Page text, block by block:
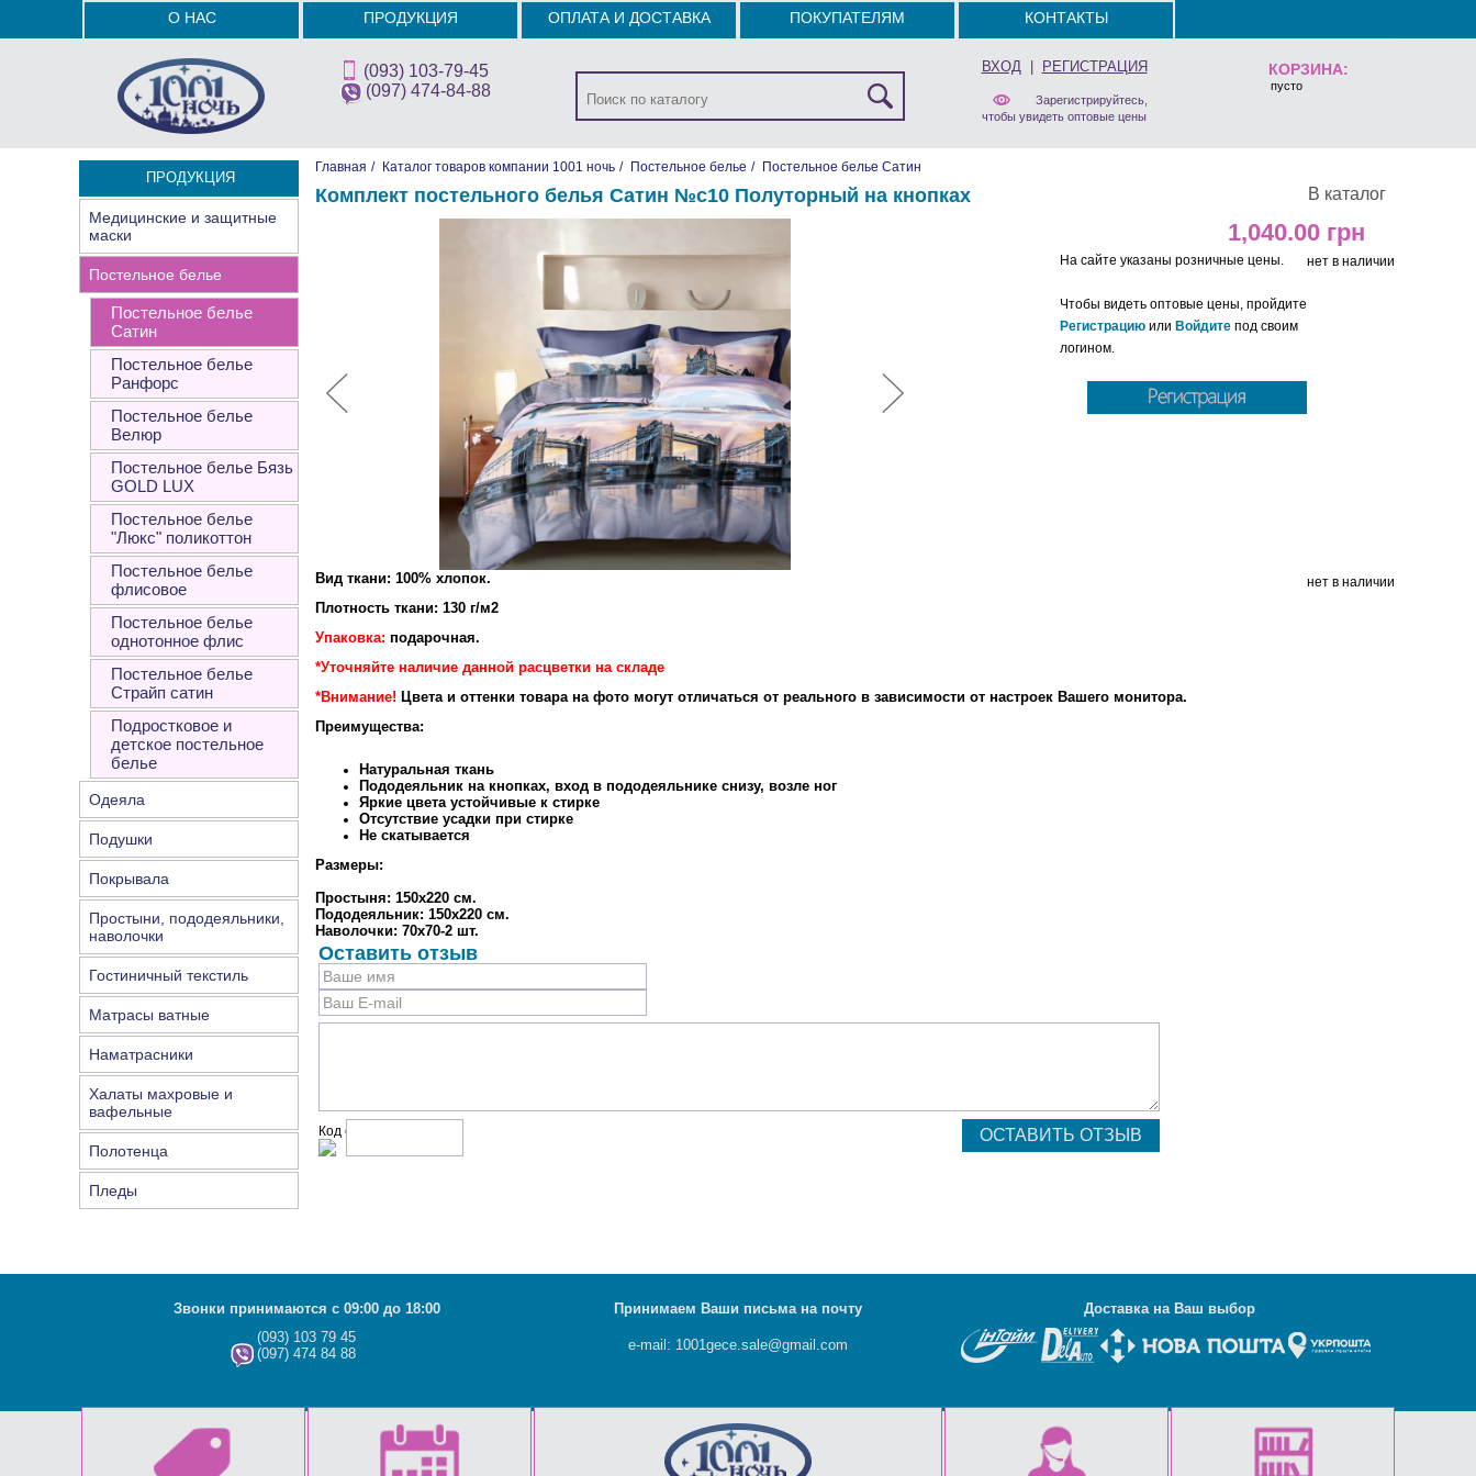
КОРЗИНА:
пусто
О НАС ПРОДУКЦИЯ ОПЛАТА И ДОСТАВКА ПОКУПАТЕЛЯМ КОНТАКТЫ
(093) 103-79-45
(097) 474-84-88
ВХОД| РЕГИСТРАЦИЯ
Зарегистрируйтесь,
чтобы увидеть оптовые цены
ПРОДУКЦИЯ
Медицинские и защитные
маски
Постельное белье
Постельное белье
Сатин
Постельное белье
Ранфорс
Постельное белье
Велюр
Постельное белье Бязь
GOLD LUX
Постельное белье
"Люкс" поликоттон
Постельное белье
флисовое
Постельное белье
однотонное флис
Постельное белье
Страйп сатин
Подростковое и
детское постельное
белье
Одеяла
Подушки
Покрывала
Простыни, пододеяльники,
наволочки
Гостиничный текстиль
Матрасы ватные
Наматрасники
Халаты махровые и
вафельные
Полотенца
Пледы
Главная / Каталог товаров компании 1001 ночь / Постельное белье / Постельное белье Сатин
В каталог
Комплект постельного белья Сатин №с10 Полуторный на кнопках
1,040.00
нет в наличии
На сайте указаны розничные цены.
Чтобы видеть оптовые цены, пройдите
Регистрацию или Войдите под своим
логином.
нет в наличии
Вид ткани: 100% хлопок.
Плотность ткани: 130 г/м2
Упаковка: подарочная.
*Уточняйте наличие данной расцветки на складе
*Внимание! Цвета и оттенки товара на фото могут отличаться от реального в зависимости от настроек Вашего монитора.
Преимущества:
Натуральная ткань
Пододеяльник на кнопках, вход в пододеяльнике снизу, возле ног
Яркие цвета устойчивые к стирке
Отсутствие усадки при стирке
Не скатывается
Размеры:
Простыня: 150х220 см.
Пододеяльник: 150х220 см.
Наволочки: 70х70-2 шт.
Оставить отзыв
Код с рисунка:
Звонки принимаются с 09:00 до 18:00 Принимаем Ваши письма на почту Доставка на Ваш выбор
(093) 103 79 45
(097) 474 84 88
e-mail: 1001gece.sale@gmail.com